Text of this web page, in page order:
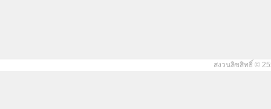
สงวนลิขสิทธิ์ ©